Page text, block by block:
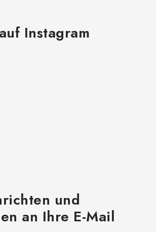
Instagram
und
an Ihre E-Mail